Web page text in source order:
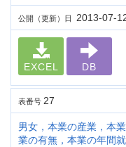
公開（更新）日 2013-07-
EXCEL DB
表番号 27
男女，本業の産業，本
業の有無，本業の年間